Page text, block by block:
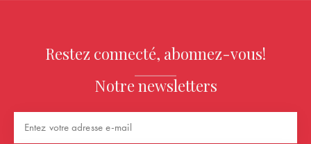
Restez connecté, abonnez-vous!
Notre newsletters